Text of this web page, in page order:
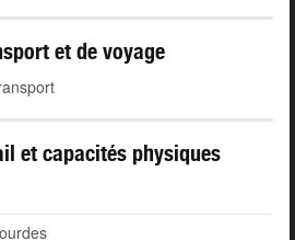
et de voyage
et capacités physiques